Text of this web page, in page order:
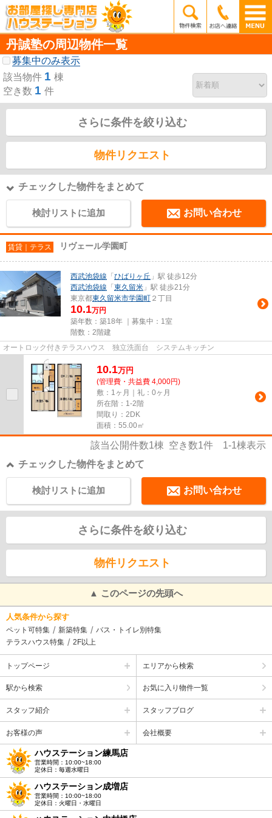
丹誠塾の周辺物件一覧
募集中のみ表示
該当物件 1 棟
空き数 1 件
さらに条件を絞り込む
物件リクエスト
チェックした物件をまとめて
検討リストに追加 お問い合わせ
賃貸｜テラス リヴェール学園町
西武池袋線 「 ひばりヶ丘 」駅 徒歩12分
西武池袋線 「 東久留米 」駅 徒歩21分
東京都東久留米市学園町 ２丁目
10.1万円
築年数：築18年 ｜募集中： 1室
階数：2階建
オートロック付きテラスハウス 独立洗面台 システムキッチン
10.1万円
(管理費・共益費 4,000円)
敷：1ヶ月｜礼：0ヶ月
所在階：1-2階
間取り：2DK
面積：55.00㎡
該当公開件数1棟 空き数1件 1-1棟表示
チェックした物件をまとめて
お問い合わせ
検討リストに追加
さらに条件を絞り込む
物件リクエスト
▲ このページの先頭へ
人気条件から探す
ペット可特集 新築特集
バス・トイレ別特集
テラスハウス特集
2F以上
トップページ エリアから検索
駅から検索 お気に入り物件一覧
スタッフ紹介 スタッフブログ
お客様の声 会社概要
ハウステーション練馬店
営業時間：10:00~18:00
定休日：毎週水曜日
ハウステーション成増店
営業時間：10:00~18:00
定休日：火曜日・水曜日